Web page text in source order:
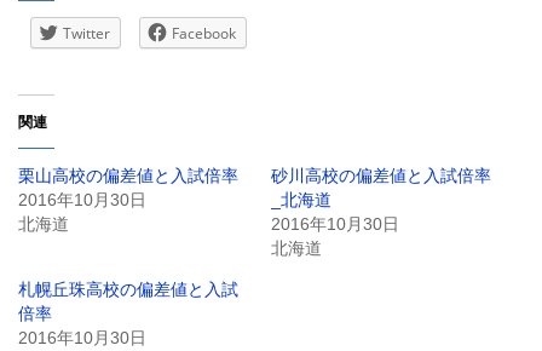
Twitter Facebook
関連
栗山高校の偏差値と入試倍率
2016年10月30日
北海道
砂川高校の偏差値と入試倍率
_北海道
2016年10月30日
北海道
札幌丘珠高校の偏差値と入試
倍率
2016年10月30日